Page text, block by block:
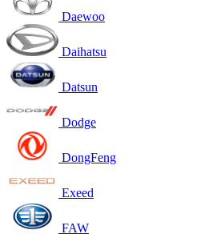
Daewoo
Daihatsu
Datsun
Dodge
DongFeng
Exeed
FAW